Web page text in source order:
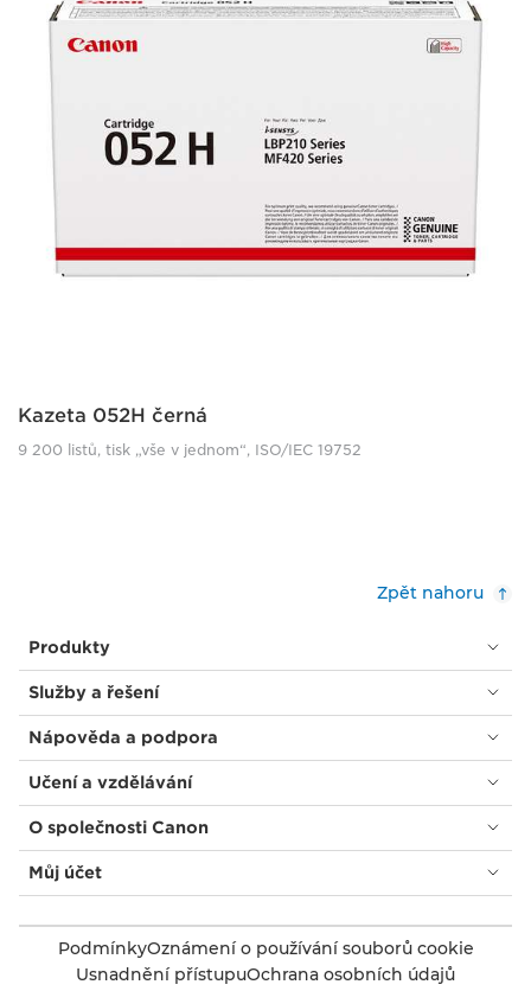
Kazeta 052H černá
9 200 listů, tisk „vše v jednom“, ISO/IEC 19752
Zpět nahoru
Produkty
Služby a řešení
Nápověda a podpora
Učení a vzdělávání
O společnosti Canon
Můj účet
PodmínkyOznámení o používání souborů cookie
Usnadnění přístupuOchrana osobních údajů